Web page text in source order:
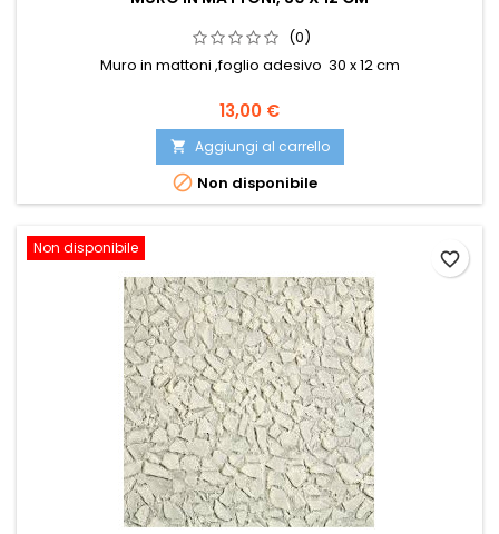
(0)
Muro in mattoni ,foglio adesivo 30 x 12 cm
13,00 €
 Aggiungi al carrello
 Non disponibile
Non disponibile
favorite_border